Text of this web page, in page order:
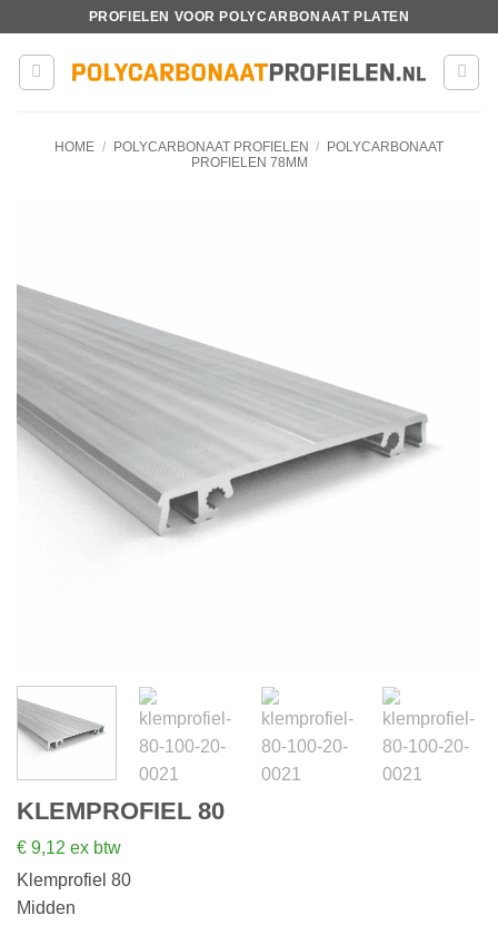
inhoud
PROFIELEN VOOR POLYCARBONAAT PLATEN
HOME / POLYCARBONAAT PROFIELEN /
POLYCARBONAAT
PROFIELEN 78MM
KLEMPROFIEL 80
€ 9,12 ex btw
Klemprofiel 80
Midden